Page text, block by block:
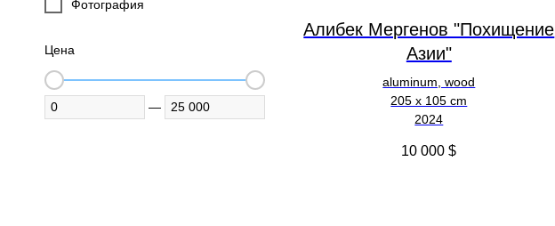
Фотография
Цена
—
Алибек Мергенов "Похищение
Азии"
aluminum, wood
205 х 105 cm
2024
10 000 $